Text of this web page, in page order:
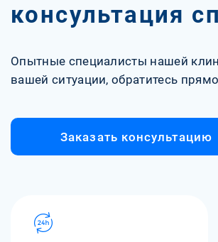
консультация
Опытные специалисты нашей
вашей ситуации, обратитесь
Заказать консультацию